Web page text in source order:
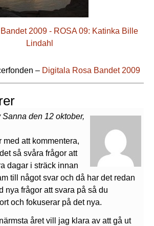
– Digitala Rosa Bandet 2009
den 12 oktober,
med att kommentera,
så svåra frågor att
dagar i sträck innan
till något svar och då har det redan
nya frågor att svara på så du
och fokuserar på det nya.
året vill jag klara av att gå ut